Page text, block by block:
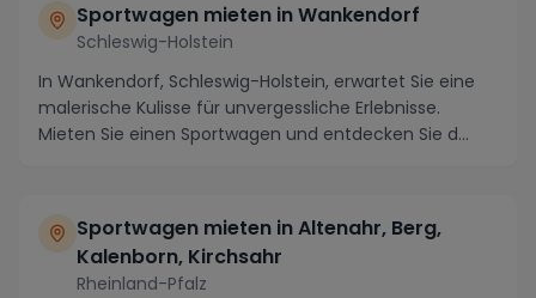
Sportwagen mieten in Wankendorf
Schleswig-Holstein
In Wankendorf, Schleswig-Holstein, erwartet Sie eine
malerische Kulisse für unvergessliche Erlebnisse.
Mieten Sie einen Sportwagen und entdecken Sie d...
Sportwagen mieten in Altenahr, Berg,
Kalenborn, Kirchsahr
Rheinland-Pfalz